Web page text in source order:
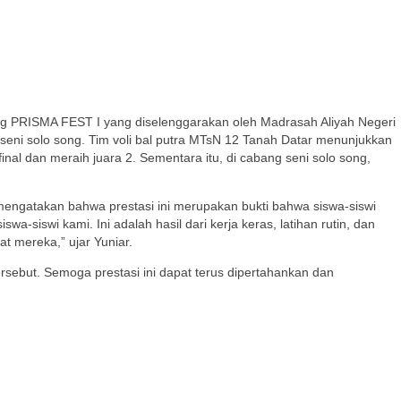
FEST I yang diselenggarakan oleh Madrasah Aliyah Negeri
solo song. Tim voli bal putra MTsN 12 Tanah Datar menunjukkan
dan meraih juara 2. Sementara itu, di cabang seni solo song,
bahwa prestasi ini merupakan bukti bahwa siswa-siswi
siswi kami. Ini adalah hasil dari kerja keras, latihan rutin, dan
mereka,” ujar Yuniar.
Semoga prestasi ini dapat terus dipertahankan dan